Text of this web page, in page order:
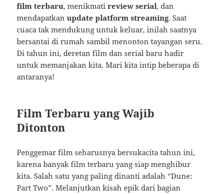
film terbaru, menikmatireview serial, dan
mendapatkanupdate platform streaming. Saat
cuaca tak mendukung untuk keluar, inilah saatnya
bersantai di rumah sambil menonton tayangan seru.
Di tahun ini, deretan film dan serial baru hadir
untuk memanjakan kita. Mari kita intip beberapa di
antaranya!
Film Terbaru yang Wajib
Ditonton
Penggemar film seharusnya bersukacita tahun ini,
karena banyak film terbaru yang siap menghibur
kita. Salah satu yang paling dinanti adalah “Dune:
Part Two”. Melanjutkan kisah epik dari bagian